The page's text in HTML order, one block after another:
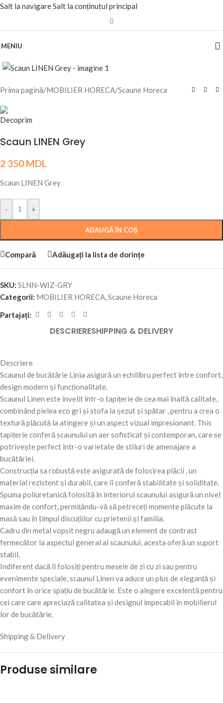
Salt la navigareSalt la conținutul principal
MENIU
Prima pagină/MOBILIER HORECA/Scaune Horeca
Scaun LINEN Grey
2 350MDL
Scaun LINEN Grey
- +
ADAUGĂ ÎN COȘ
Compară Adăugați la lista de dorințe
SKU: SLNN-WIZ-GRY
Categorii: MOBILIER HORECA,Scaune Horeca
Partajați:
DESCRIERESHIPPING & DELIVERY
Descriere
Scaunul de bucătărie Linia asigură un echilibru perfect între confort,
design modern și funcționalitate.
Scaunul Linen este învelit într-o tapițerie de cea mai înaltă calitate,
combinând pielea eco gri și stofa la șezut și spătar , pentru a crea o
textură plăcută la atingere și un aspect vizual impresionant. This
tapițerie conferă scaunului un aer sofisticat și contemporan, care se
potrivește perfect într-o varietate de stiluri de amenajare a
bucătăriei.
Construcția sa robustă este asigurată de folosirea plăcii , un
material rezistent și durabil, care îi conferă stabilitate și soliditate.
Spuma poliuretanică folosită în interiorul scaunului asigură un nivel
maxim de confort, permițându-vă să petreceți momente plăcute la
masă sau în timpul discuțiilor cu prietenii și familia.
Cadru din metal vopsit negru adaugă un element de contrast
fermecător la aspectul general al scaunului, acesta oferă un suport
stabil.
Indiferent dacă îl folosiți pentru mesele de zi cu zi sau pentru
evenimente speciale, scaunul Linen va aduce un plus de eleganță și
confort în orice spațiu de bucătărie. Este o alegere excelentă pentru
cei care care apreciază calitatea și designul impecabil în mobilierul
lor de bucătărie.
Shipping & Delivery
Produse similare